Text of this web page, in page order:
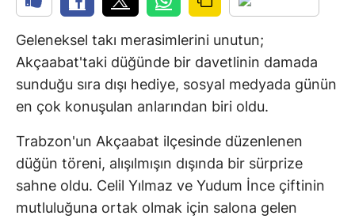
Geleneksel takı merasimlerini unutun;
Akçaabat'taki düğünde bir davetlinin damada
sunduğu sıra dışı hediye, sosyal medyada günün
en çok konuşulan anlarından biri oldu.
Trabzon'un Akçaabat ilçesinde düzenlenen
düğün töreni, alışılmışın dışında bir sürprize
sahne oldu. Celil Yılmaz ve Yudum İnce çiftinin
mutluluğuna ortak olmak için salona gelen